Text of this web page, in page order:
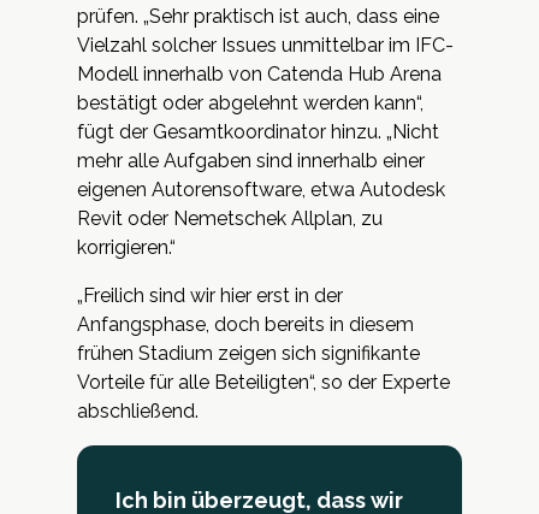
prüfen. „Sehr praktisch ist auch, dass eine
Vielzahl solcher Issues unmittelbar im IFC-
Modell innerhalb von Catenda Hub Arena
bestätigt oder abgelehnt werden kann“,
fügt der Gesamtkoordinator hinzu. „Nicht
mehr alle Aufgaben sind innerhalb einer
eigenen Autorensoftware, etwa Autodesk
Revit oder Nemetschek Allplan, zu
korrigieren.“
„Freilich sind wir hier erst in der
Anfangsphase, doch bereits in diesem
frühen Stadium zeigen sich signifikante
Vorteile für alle Beteiligten“, so der Experte
abschließend.
Ich bin überzeugt, dass wir